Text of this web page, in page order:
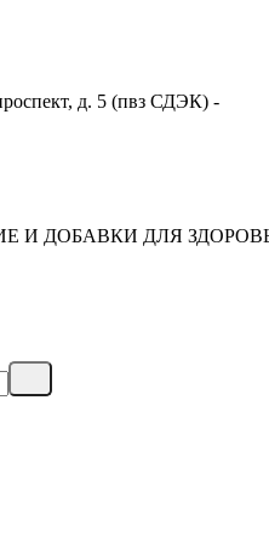
д. 5 (пвз СДЭК) -
И ДОБАВКИ ДЛЯ